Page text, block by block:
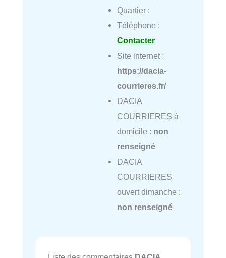
Quartier :
Téléphone :
Contacter
Site internet :
https://dacia-
courrieres.fr/
DACIA
COURRIERES à
domicile : non
renseigné
DACIA
COURRIERES
ouvert dimanche :
non renseigné